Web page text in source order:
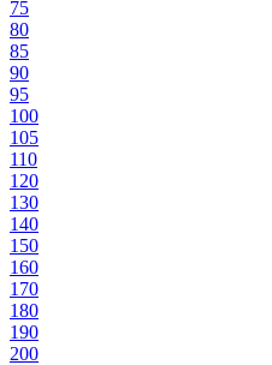
75
80
85
90
95
100
105
110
120
130
140
150
160
170
180
190
200